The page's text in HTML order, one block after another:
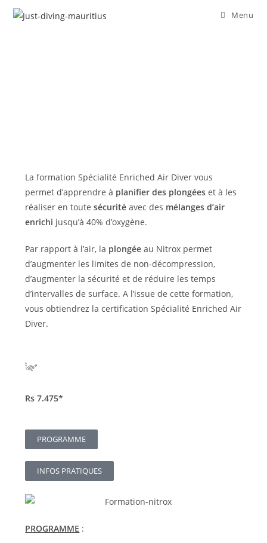
Menu
La formation Spécialité Enriched Air Diver vous
permet d’apprendre à planifier des plongées et à les
réaliser en toutesécurité avec des mélanges d’air
enrichi jusqu’à 40% d’oxygène.
Par rapport à l’air, la plongée au Nitrox permet
d’augmenter les limites de non-décompression,
d’augmenter la sécurité et de réduire les temps
d’intervalles de surface. A l’issue de cette formation,
vous obtiendrez la certification Spécialité Enriched Air
Diver.
Rs 7.475*
PROGRAMME
INFOS PRATIQUES
PROGRAMME :